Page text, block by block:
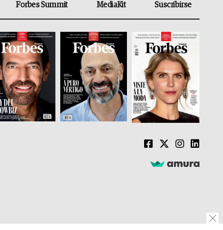
Forbes Summit MediaKit Suscribirse